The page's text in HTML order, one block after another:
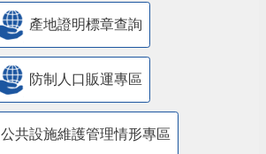
產地證明標章查詢
防制人口販運專區
​公共設施維護管理情形專區